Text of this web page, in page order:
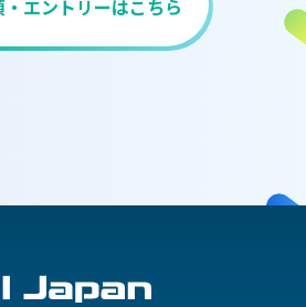
エントリーはこちら